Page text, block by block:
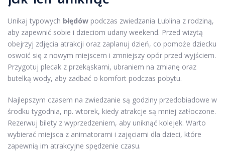
Unikaj typowych błędów podczas zwiedzania Lublina z rodziną,
aby zapewnić sobie i dzieciom udany weekend. Przed wizytą
obejrzyj zdjęcia atrakcji oraz zaplanuj dzień, co pomoże dziecku
oswoić się z nowym miejscem i zmniejszy opór przed wyjściem.
Przygotuj plecak z przekąskami, ubraniem na zmianę oraz
butelką wody, aby zadbać o komfort podczas pobytu.
Najlepszym czasem na zwiedzanie są godziny przedobiadowe w
środku tygodnia, np. wtorek, kiedy atrakcje są mniej zatłoczone.
Rezerwuj bilety z wyprzedzeniem, aby uniknąć kolejek. Warto
wybierać miejsca z animatorami i zajęciami dla dzieci, które
zapewnią im atrakcyjne spędzenie czasu.